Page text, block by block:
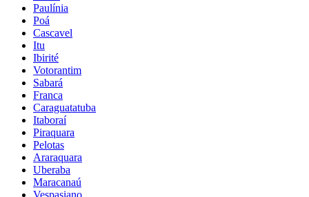
Paulínia
Poá
Cascavel
Itu
Ibirité
Votorantim
Sabará
Franca
Caraguatatuba
Itaboraí
Piraquara
Pelotas
Araraquara
Uberaba
Maracanaú